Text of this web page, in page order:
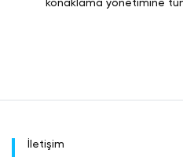
konaklama yönetimine
İletişim